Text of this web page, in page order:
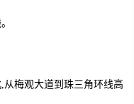
梅观大道到珠三角环线高